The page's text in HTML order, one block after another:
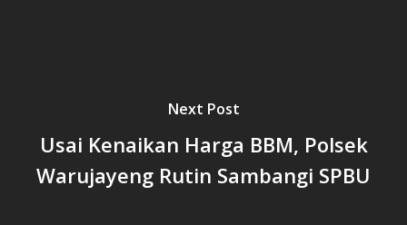
Next Post
Usai Kenaikan Harga BBM, Polsek
Warujayeng Rutin Sambangi SPBU